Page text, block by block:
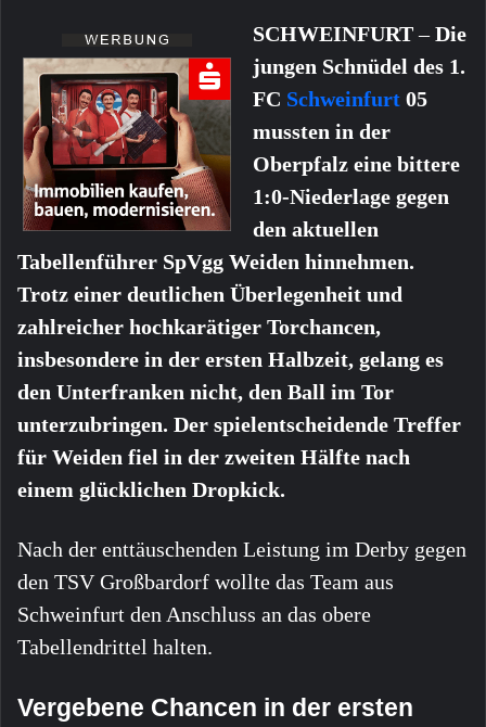
SCHWEINFURT–Die
jungen Schnüdel des 1.
FC Schweinfurt 05
mussten in der
Oberpfalz eine bittere
1:0-Niederlage gegen
den aktuellen
Tabellenführer SpVgg Weiden hinnehmen.
Trotz einer deutlichen Überlegenheit und
zahlreicher hochkarätiger Torchancen,
insbesondere in der ersten Halbzeit, gelang es
den Unterfranken nicht, den Ball im Tor
unterzubringen. Der spielentscheidende Treffer
für Weiden fiel in der zweiten Hälfte nach
einem glücklichen Dropkick.
Nach der enttäuschenden Leistung im Derby gegen
den TSV Großbardorf wollte das Team aus
Schweinfurt den Anschluss an das obere
Tabellendrittel halten.
Vergebene Chancen in der ersten